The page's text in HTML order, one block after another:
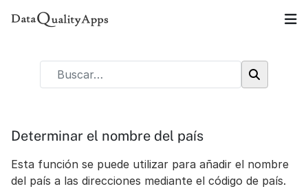
Determinar el nombre del país
Esta función se puede utilizar para añadir el nombre
del país a las direcciones mediante el código de país.